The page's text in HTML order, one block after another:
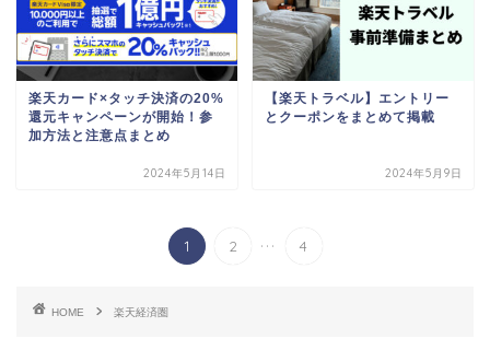
楽天カード×タッチ決済の20%
還元キャンペーンが開始！参
加方法と注意点まとめ
2024年5月14日
【楽天トラベル】エントリー
とクーポンをまとめて掲載
2024年5月9日
1 2 ... 4
HOME 楽天経済圏